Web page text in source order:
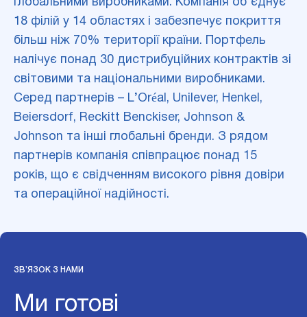
глобальними виробниками. Компанія об’єднує
18 філій у 14 областях і забезпечує покриття
більш ніж 70% території країни. Портфель
налічує понад 30 дистрибуційних контрактів зі
світовими та національними виробниками.
Серед партнерів – L’Oréal, Unilever, Henkel,
Beiersdorf, Reckitt Benckiser, Johnson &
Johnson та інші глобальні бренди. З рядом
партнерів компанія співпрацює понад 15
років, що є свідченням високого рівня довіри
та операційної надійності.
ЗВ’ЯЗОК З НАМИ
Ми готові